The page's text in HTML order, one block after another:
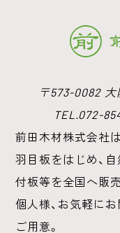
〒573-0082 大
TEL.072-
前田木材株式会社は
羽目板をはじめ、 自
付板等を全国へ販
個人様、お気軽に
ご用意。